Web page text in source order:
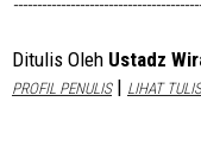
Ditulis Oleh Ustadz
PROFIL PENULIS| LIHAT